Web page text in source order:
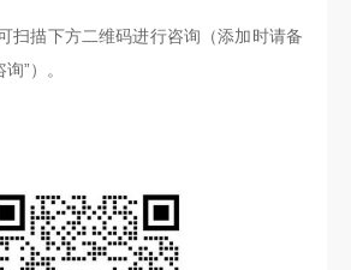
扫描下方二维码进行咨询（添加时请备
”）。